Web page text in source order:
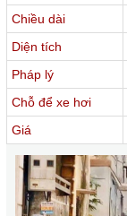
Chiều dài
Diện tích
Pháp lý
Chỗ để xe hơi
Giá